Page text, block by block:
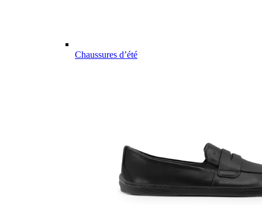
Chaussures d’été